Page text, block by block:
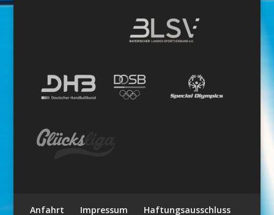
Anfahrt Impressum Haftungsausschluss